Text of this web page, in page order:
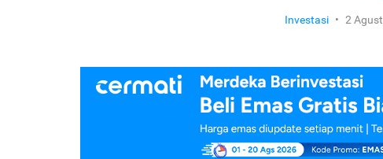
Investasi • 2